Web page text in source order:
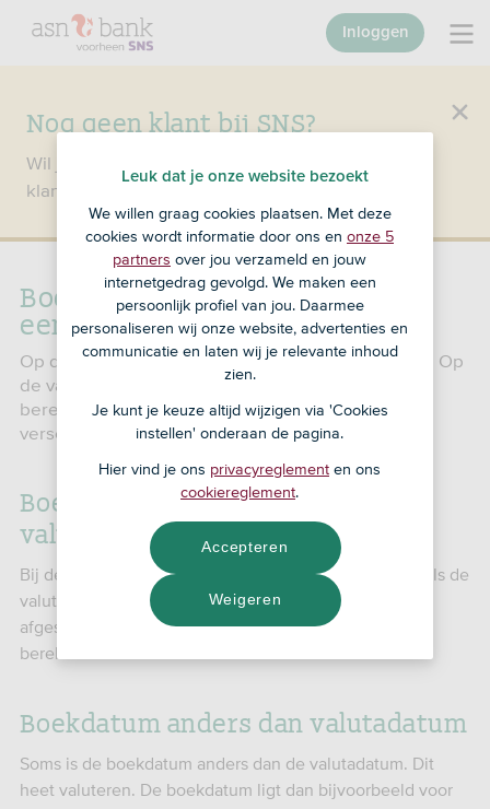
Nog geen klant bij SNS?
Wil je een product openen en ben je nog geen
klant bij SNS?
Ga dan naar ASN Bank
Inloggen
Boekdatum en valutadatum bij
een zakelijke overboeking
Op de boekdatum boeken we een bedrag bij of af. Op
de valutadatum tellen we het bedrag mee bij het
berekenen van de rente over je saldo. Soms
verschillen die twee.
Boekdatum hetzelfde als
valutadatum
Bij de meeste transacties is de boekdatum hetzelfde als de
valutadatum.. De dag waarop een bedrag bij- of
afgeschreven wordt, telt dus meteen mee bij het
berekenen van de rente.
Boekdatum anders dan valutadatum
Soms is de boekdatum anders dan de valutadatum. Dit
heet valuteren. De boekdatum ligt dan bijvoorbeeld voor
Leuk dat je onze website bezoekt
We willen graag cookies plaatsen. Met deze
cookies wordt informatie door ons en onze 5
partners over jou verzameld en jouw
internetgedrag gevolgd. We maken een
persoonlijk profiel van jou. Daarmee
personaliseren wij onze website, advertenties en
communicatie en laten wij je relevante inhoud
zien.
Je kunt je keuze altijd wijzigen via 'Cookies
instellen' onderaan de pagina.
Hier vind je ons privacyreglement en ons
cookiereglement.
Weigeren
Accepteren